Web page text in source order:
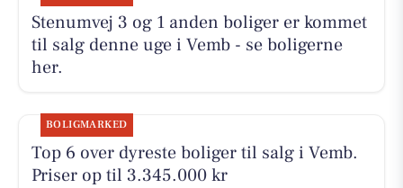
Stenumvej 3 og 1 anden boliger er kommet
til salg denne uge i Vemb - se boligerne
her.
BOLIGMARKED
Top 6 over dyreste boliger til salg i Vemb.
Priser op til 3.345.000 kr